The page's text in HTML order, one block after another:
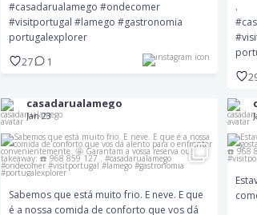
#casadarualamego #ondecomer
#visitportugal #lamego #gastronomia
portugalexplorer
27 1
.
casadarualamego
Jan 23
para o enfrentar convenientemente. 🤩
☎️ 968 859 127
.
#casadarualamego #ondecomer #visitportugal
Sabemos que está muito frio. E neve. E que
é a nossa comida de conforto que vos dá